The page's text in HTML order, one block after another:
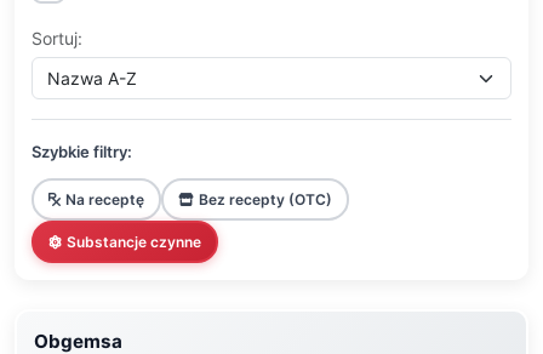
Sortuj:
Szybkie filtry:
Na receptę Bez recepty (OTC)
Substancje czynne
Obgemsa